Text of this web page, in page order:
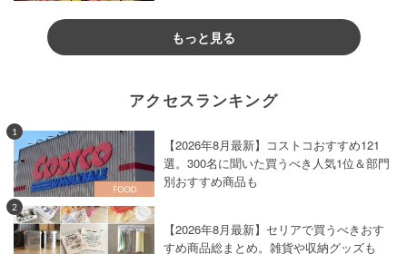
もっと見る
アクセスランキング
1
【2026年8月最新】コストコおすすめ121
選。300名に聞いた買うべき人気1位＆部門
別おすすめ商品も
2
【2026年8月最新】セリアで買うべきおす
すめ商品総まとめ。雑貨や収納グッズも